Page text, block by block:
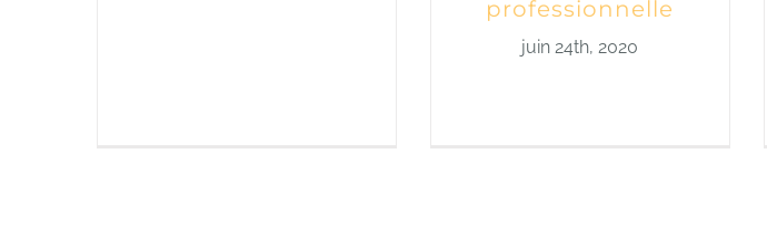
professionnelle
juin 24th, 2020